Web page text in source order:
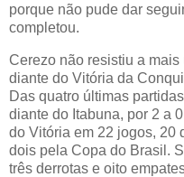
porque não pude dar
completou.
Cerezo não resistiu a mais
diante do Vitória da
Das quatro últimas
diante do Itabuna, por 2 a
do Vitória em 22 jogos, 20
dois pela Copa do Brasil.
três derrotas e oito